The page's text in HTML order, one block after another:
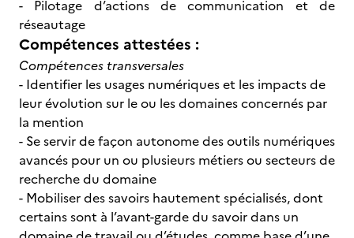
- Pilotage d’actions de communication et de
réseautage
Compétences attestées :
Compétences transversales
- Identifier les usages numériques et les impacts de
leur évolution sur le ou les domaines concernés par
la mention
- Se servir de façon autonome des outils numériques
avancés pour un ou plusieurs métiers ou secteurs de
recherche du domaine
- Mobiliser des savoirs hautement spécialisés, dont
certains sont à l’avant-garde du savoir dans un